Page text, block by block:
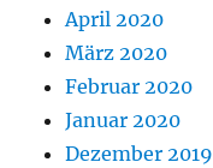
April 2020
März 2020
Februar 2020
Januar 2020
Dezember 2019